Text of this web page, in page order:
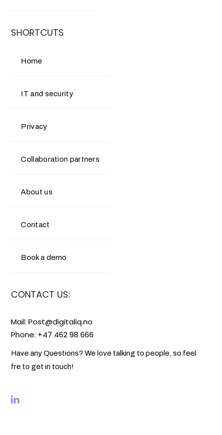
SHORTCUTS
Home
IT and security
Privacy
Collaboration partners
About us
Contact
Book a demo
CONTACT US:
Mail:Post@digitaliq.no
Phone: +47 462 98 666
Have any Questions? We love talking to people, so feel
fre to get in touch!